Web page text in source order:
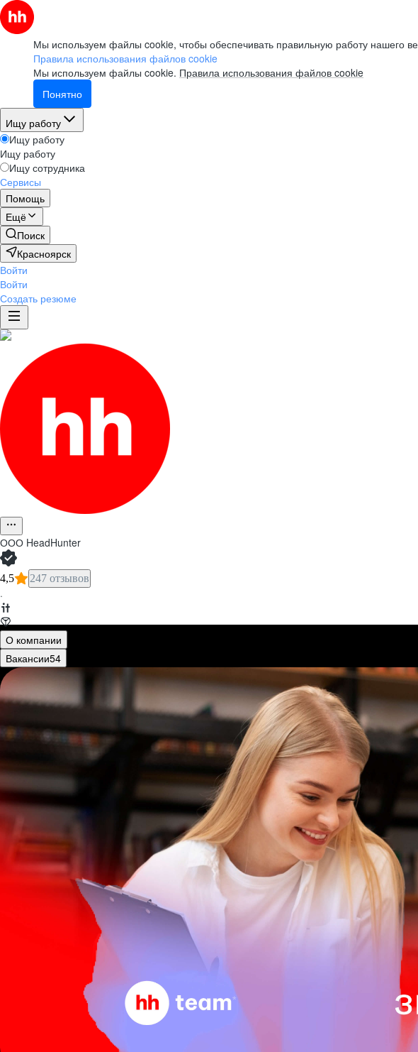
Мы используем файлы cookie, чтобы обеспечивать правильную работу нашего
Правила использования файлов cookie
Мы используем файлы cookie. Правила использования файлов cookie
Понятно
Ищу работу
Ищу работу
Ищу работу
Ищу сотрудника
Сервисы
Помощь
Ещё
Поиск
Красноярск
Войти
Войти
Создать резюме
ООО HeadHunter
4,5 247 отзывов
·
О компании
Вакансии54